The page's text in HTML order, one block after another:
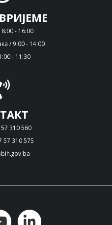
- 16:00
/ 9:00 - 14:00
- 11:30
310 560
57 310 575